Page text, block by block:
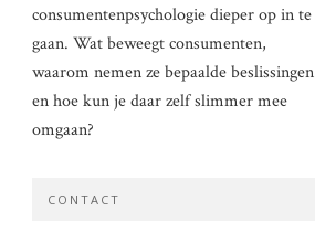
consumentenpsychologie dieper op in te
gaan. Wat beweegt consumenten,
waarom nemen ze bepaalde beslissingen
en hoe kun je daar zelf slimmer mee
omgaan?
CONTACT